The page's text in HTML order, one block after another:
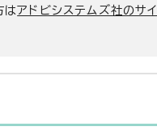
はアドビシステムズ社のサイ